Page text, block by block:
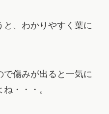
、わかりやすく葉に
傷みが出ると一気に
・・・。